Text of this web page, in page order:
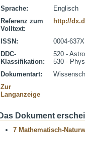
Sprache:
Englisch
Referenz zum
Volltext:
http://
ISSN:
0004-637X
DDC-
Klassifikation:
520 -
530 -
Dokumentart:
Zur
Langanzeige
Das Dokument
7 Mathematisch-